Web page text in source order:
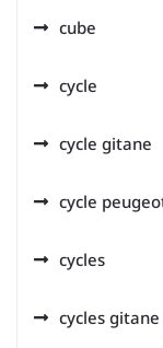
cube
cycle
cycle gitane
cycle
cycles
cycles gitane